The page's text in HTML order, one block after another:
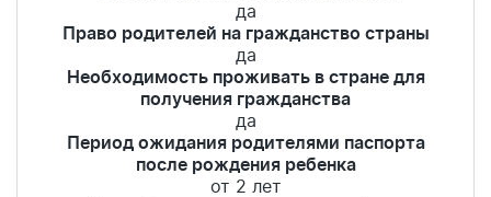
да
Право родителей на гражданство страны
да
Необходимость проживать в стране для
получения гражданства
да
Период ожидания родителями паспорта
после рождения ребенка
от 2 лет